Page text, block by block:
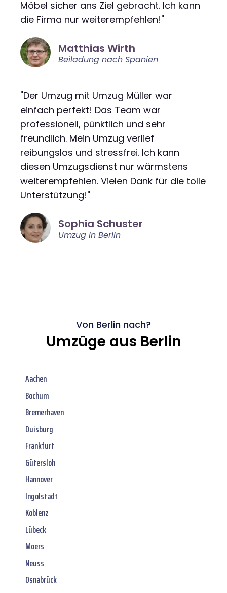
Möbel sicher ans Ziel gebracht. Ich kann
die Firma nur weiterempfehlen!"
Matthias Wirth
Beiladung nach Spanien
"Der Umzug mit Umzug Müller war
einfach perfekt! Das Team war
professionell, pünktlich und sehr
freundlich. Mein Umzug verlief
reibungslos und stressfrei. Ich kann
diesen Umzugsdienst nur wärmstens
weiterempfehlen. Vielen Dank für die tolle
Unterstützung!"
Sophia Schuster
Umzug in Berlin
Von Berlin nach?
Umzüge aus Berlin
Aachen
Bochum
Bremerhaven
Duisburg
Frankfurt
Gütersloh
Hannover
Ingolstadt
Koblenz
Lübeck
Moers
Neuss
Osnabrück